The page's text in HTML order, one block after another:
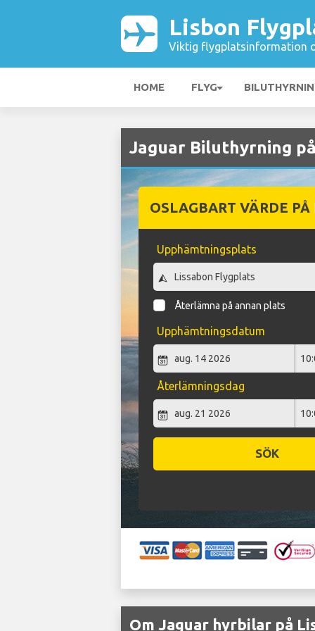
Lisbon
Viktig flygplatsinformation
HOME FLYG
Jaguar Biluthyrning
OSLAGBART VÄRDE
Upphämtningsplats
Återlämna på annan plats
Upphämtningsdatum
Återlämningsdag
SÖK
Om Jaguar hyrbilar på